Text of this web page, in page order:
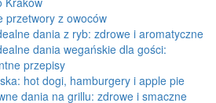
przetwory z owoców
dania z ryb: zdrowe i aromatyczne
dania wegańskie dla gości:
przepisy
hot dogi, hamburgery i apple pie
dania na grillu: zdrowe i smaczne